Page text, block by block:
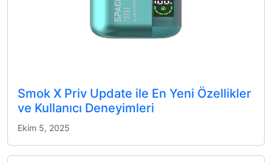
Smok X Priv Update ile En Yeni Özellikler
ve Kullanıcı Deneyimleri
Ekim 5, 2025